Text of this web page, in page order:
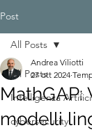
Post
All Posts
Intelligenza
cybersecurity
All Posts
MathGAP:
modelli
Andrea Viliotti
27 ott 2024